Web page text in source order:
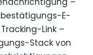
E-
Link –
Stack von